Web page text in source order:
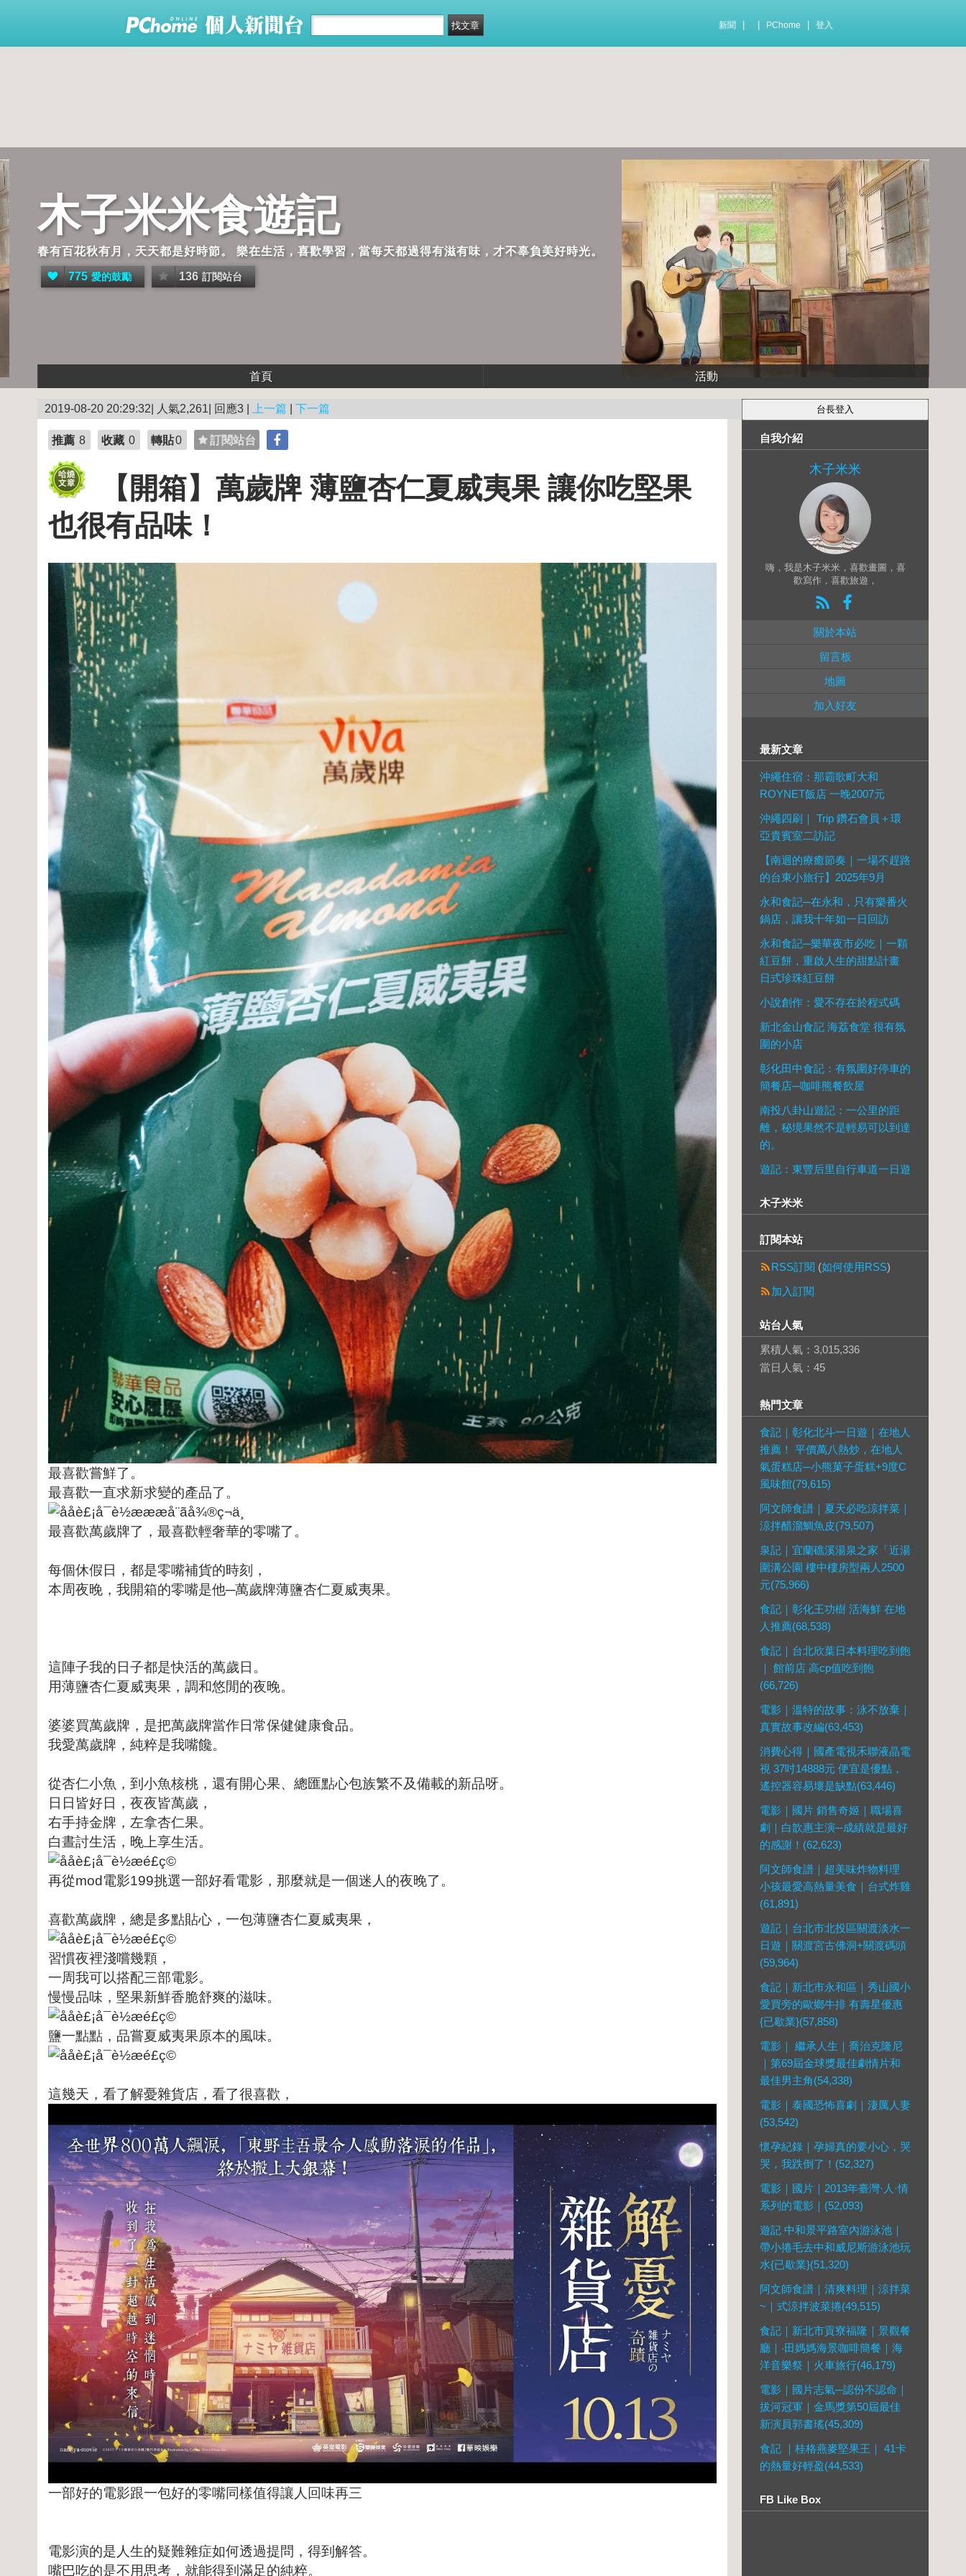
新聞 PChome 登入
木子米米食遊記
春有百花秋有月，天天都是好時節。 樂在生活，喜歡學習，當每天都過得有滋有味，才不辜負美好時光。
775 愛的鼓勵 136 訂閱站台
首頁 活動
2019-08-20 20:29:32| 人氣2,261| 回應3 | 上一篇 下一篇
推薦 8 收藏 0 轉貼0 訂閱站台
【開箱】萬歲牌 薄鹽杏仁夏威夷果 讓你吃堅果
也很有品味！
最喜歡嘗鮮了。
最喜歡一直求新求變的產品了。
最喜歡萬歲牌了，最喜歡輕奢華的零嘴了。
每個休假日，都是零嘴補貨的時刻，
本周夜晚，我開箱的零嘴是他─萬歲牌薄鹽杏仁夏威夷果。
這陣子我的日子都是快活的萬歲日。
用薄鹽杏仁夏威夷果，調和悠閒的夜晚。
婆婆買萬歲牌，是把萬歲牌當作日常保健健康食品。
我愛萬歲牌，純粹是我嘴饞。
從杏仁小魚，到小魚核桃，還有開心果、總匯點心包族繁不及備載的新品呀。
日日皆好日，夜夜皆萬歲，
右手持金牌，左拿杏仁果。
白晝討生活，晚上享生活。
再從mod電影199挑選一部好看電影，那麼就是一個迷人的夜晚了。
喜歡萬歲牌，總是多點貼心，一包薄鹽杏仁夏威夷果，
習慣夜裡淺嚐幾顆，
一周我可以搭配三部電影。
慢慢品味，堅果新鮮香脆舒爽的滋味。
鹽一點點，品嘗夏威夷果原本的風味。
這幾天，看了解憂雜貨店，看了很喜歡，
一部好的電影跟一包好的零嘴同樣值得讓人回味再三
電影演的是人生的疑難雜症如何透過提問，得到解答。
嘴巴吃的是不用思考，就能得到滿足的純粹。
自我介紹
木子米米
嗨，我是木子米米，喜歡畫圖，喜
歡寫作，喜歡旅遊，
關於本站
留言板
地圖
加入好友
最新文章
沖繩住宿：那霸歌町大和
ROYNET飯店 一晚2007元
沖繩四刷｜ Trip 鑽石會員＋環
亞貴賓室二訪記
【南迴的療癒節奏｜一場不趕路
的台東小旅行】2025年9月
永和食記─在永和，只有樂番火
鍋店，讓我十年如一日回訪
永和食記─樂華夜市必吃｜一顆
紅豆餅，重啟人生的甜點計畫
日式珍珠紅豆餅
小說創作：愛不存在於程式碼
新北金山食記 海荔食堂 很有氛
圍的小店
彰化田中食記：有氛圍好停車的
簡餐店─咖啡熊餐飲屋
南投八卦山遊記：一公里的距
離，秘境果然不是輕易可以到達
的。
遊記：東豐后里自行車道一日遊
木子米米
訂閱本站
RSS訂閱 (如何使用RSS)
加入訂閱
站台人氣
累積人氣： 3,015,336
當日人氣： 45
熱門文章
食記｜彰化北斗一日遊｜在地人
推薦！ 平價萬八熱炒，在地人
氣蛋糕店─小熊菓子蛋糕+9度C
風味館(79,615)
阿文師食譜｜夏天必吃涼拌菜｜
涼拌醋溜鯛魚皮(79,507)
泉記｜宜蘭礁溪湯泉之家「近湯
圍溝公園 樓中樓房型兩人2500
元(75,966)
食記｜彰化王功樹 活海鮮 在地
人推薦(68,538)
食記｜台北欣葉日本料理吃到飽
｜ 館前店 高cp值吃到飽
(66,726)
電影｜溫特的故事：泳不放棄｜
真實故事改編(63,453)
消費心得｜國產電視禾聯液晶電
視 37吋14888元 便宜是優點，
遙控器容易壞是缺點(63,446)
電影｜國片 銷售奇姬｜職場喜
劇｜白歆惠主演─成績就是最好
的感謝！(62,623)
阿文師食譜｜超美味炸物料理
小孩最愛高熱量美食｜台式炸雞
(61,891)
遊記｜台北市北投區關渡淡水一
日遊｜關渡宮古佛洞+關渡碼頭
(59,964)
食記｜新北市永和區｜秀山國小
愛買旁的歐鄉牛排 有壽星優惠
{已歇業}(57,858)
電影｜ 繼承人生｜喬治克隆尼
｜第69屆金球獎最佳劇情片和
最佳男主角(54,338)
電影｜泰國恐怖喜劇｜淒厲人妻
(53,542)
懷孕紀錄｜孕婦真的要小心，哭
哭，我跌倒了！(52,327)
電影｜國片｜2013年臺灣·人·情
系列的電影｜(52,093)
遊記 中和景平路室內游泳池｜
帶小捲毛去中和威尼斯游泳池玩
水{已歇業}(51,320)
阿文師食譜｜清爽料理｜涼拌菜
~｜式涼拌波菜捲(49,515)
食記｜新北市貢寮福隆｜景觀餐
廳｜‧田媽媽海景咖啡簡餐｜海
洋音樂祭｜火車旅行(46,179)
電影｜國片志氣─認份不認命｜
拔河冠軍｜金馬獎第50屆最佳
新演員郭書瑤(45,309)
食記 ｜桂格燕麥堅果王｜ 41卡
的熱量好輕盈(44,533)
FB Like Box